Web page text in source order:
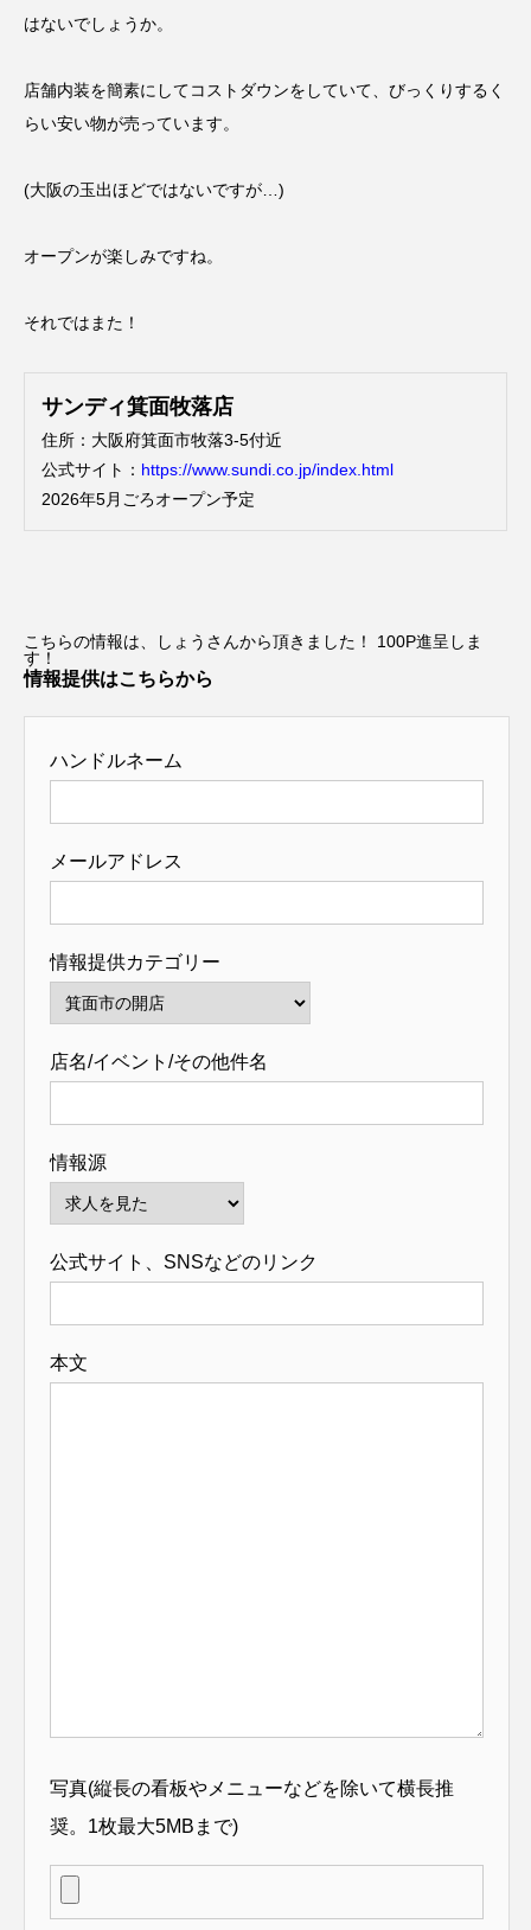
はないでしょうか。
店舗内装を簡素にしてコストダウンをしていて、びっくりするく
らい安い物が売っています。
(大阪の玉出ほどではないですが…)
オープンが楽しみですね。
それではまた！
サンディ箕面牧落店
住所：大阪府箕面市牧落3-5付近
公式サイト： https://www.sundi.co.jp/index.html
2026年5月ごろオープン予定
こちらの情報は、しょうさんから頂きました！ 100P進呈しま
す！
情報提供はこちらから
ハンドルネーム
メールアドレス
情報提供カテゴリー
店名/イベント/その他件名
情報源
公式サイト、SNSなどのリンク
本文
写真(縦長の看板やメニューなどを除いて横長推
奨。1枚最大5MBまで)